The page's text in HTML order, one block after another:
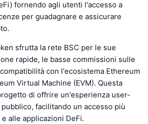
fornendo agli utenti l'accesso a
per guadagnare e assicurare
sfrutta la rete BSC per le sue
rapide, le basse commissioni sulle
con l'ecosistema Ethereum
Virtual Machine (EVM). Questa
di offrire un'esperienza user-
facilitando un accesso più
alle applicazioni DeFi.